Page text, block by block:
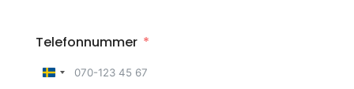
Telefonnummer
Sweden